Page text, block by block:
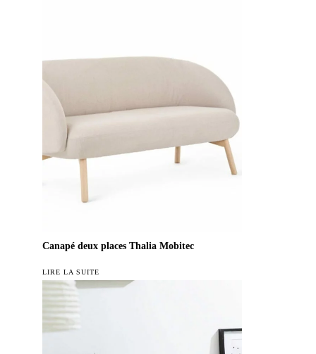
Canapé deux places Thalia Mobitec
LIRE LA SUITE